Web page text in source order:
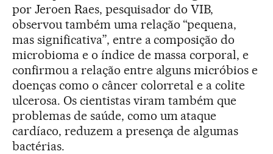
por Jeroen Raes, pesquisador do VIB,
observou também uma relação “pequena,
mas significativa”, entre a composição do
microbioma e o índice de massa corporal, e
confirmou a relação entre alguns micróbios e
doenças como o câncer colorretal e a colite
ulcerosa. Os cientistas viram também que
problemas de saúde, como um ataque
cardíaco, reduzem a presença de algumas
bactérias.